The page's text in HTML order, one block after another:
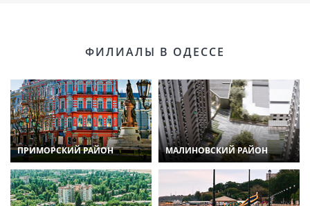
ФИЛИАЛЫ В ОДЕССЕ
ПРИМОРСКИЙ РАЙОН МАЛИНОВСКИЙ РАЙОН